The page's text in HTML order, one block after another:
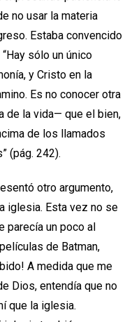
no usar la materia
Estaba convencido
“Hay sólo un único
y Cristo en la
Es no conocer otra
de la vida— que el bien,
de los llamados
(pág. 242).
otro argumento,
iglesia. Esta vez no se
parecía un poco al
de Batman,
A medida que me
Dios, entendía que no
que la iglesia.